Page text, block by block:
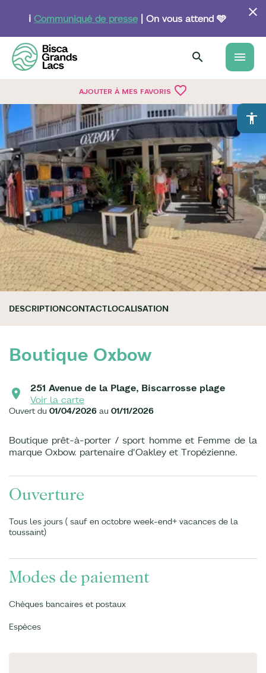
principal
ℹ️ Communiqué de presse| On vous attend 🩵
menu
AJOUTER À MES FAVORIS favorite_border
accessibility
DESCRIPTIONCONTACTLOCALISATION
Boutique Oxbow
251 Avenue de la Plage, Biscarrosse plage
Voir la carte
Ouvert du 01/04/2026 au 01/11/2026
Boutique prêt-à-porter / sport homme et Femme de la
marque Oxbow. partenaire d'Oakley et Tropézienne.
Ouverture
Tous les jours ( sauf en octobre week-end+ vacances de la
toussaint)
Modes de paiement
Chèques bancaires et postaux
Espèces